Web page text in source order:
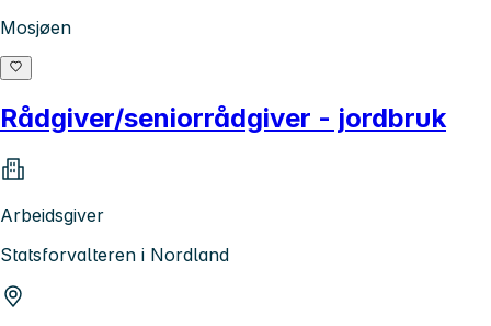
Mosjøen
Rådgiver/seniorrådgiver - jordbruk
Arbeidsgiver
Statsforvalteren i Nordland